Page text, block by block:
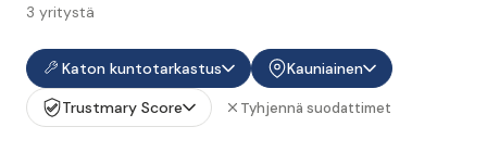
3 yritystä
Katon kuntotarkastus
Kauniainen
Trustmary Score
Tyhjennä suodattimet